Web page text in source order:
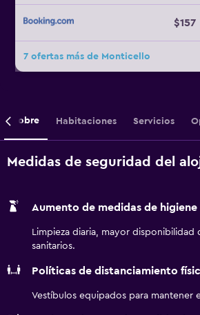
$157
7 ofertas más de Monticello
Sobre Habitaciones Servicios
Medidas de seguridad del
Aumento de medidas de higiene
Limpieza diaria, mayor
sanitarios.
Políticas de distanciamiento
Vestíbulos equipados para mantener